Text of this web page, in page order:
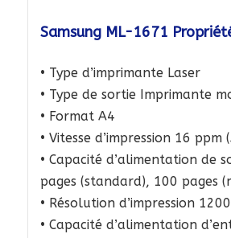
Samsung ML-1671
• Type d’imprimante Laser
• Type de sortie Imprimante
• Format A4
• Vitesse d’impression 16 ppm
• Capacité d’alimentation de
pages (standard), 100 pages
• Résolution d’impression
• Capacité d’alimentation